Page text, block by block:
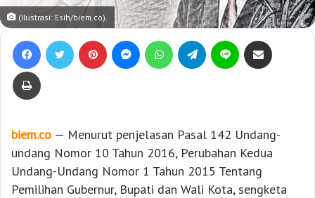
(Ilustrasi: Esih/biem.co).
biem.co — Menurut penjelasan Pasal 142 Undang-
undang Nomor 10 Tahun 2016, Perubahan Kedua
Undang-Undang Nomor 1 Tahun 2015 Tentang
Pemilihan Gubernur, Bupati dan Wali Kota, sengketa